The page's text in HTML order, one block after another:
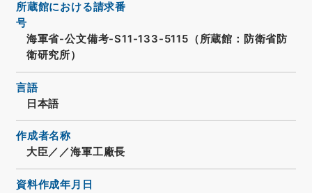
所蔵館における請求番
号
海軍省-公文備考-S11-133-5115（所蔵館：防衛省防
衛研究所）
言語
日本語
作成者名称
大臣／／海軍工廠長
資料作成年月日